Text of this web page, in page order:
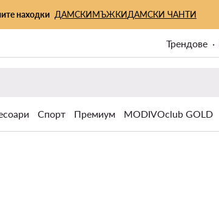
находки ДАМСКИМЪЖКИДАМСКИ ЧАНТИ
Трендове
Спорт Премиум MODIVOclub GOLD